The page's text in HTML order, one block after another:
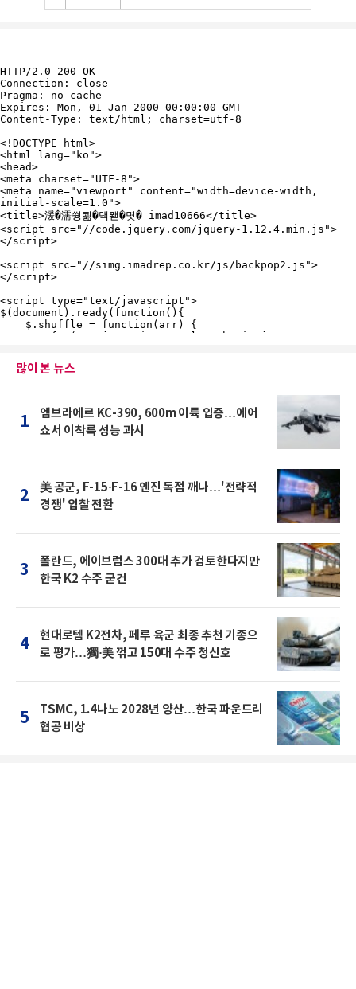
많이 본 뉴스
1
엠브라에르 KC-390, 600m 이륙 입증…에어
쇼서 이착륙 성능 과시
2
美 공군, F-15·F-16 엔진 독점 깨나…'전략적
경쟁' 입찰 전환
3
폴란드, 에이브럼스 300대 추가 검토한다지만
한국 K2 수주 굳건
4
현대로템 K2전차, 페루 육군 최종 추천 기종으
로 평가…獨·美 꺾고 150대 수주 청신호
5
TSMC, 1.4나노 2028년 양산…한국 파운드리
협공 비상